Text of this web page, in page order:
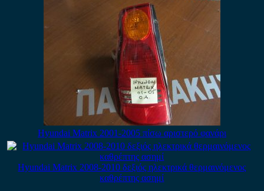
Hyundai Matrix 2001-2005 πίσω αριστερό φανάρι
Hyundai Matrix 2008-2010 δεξιός ηλεκτρικά θερμαινόμενος
καθρέπτης ασημί